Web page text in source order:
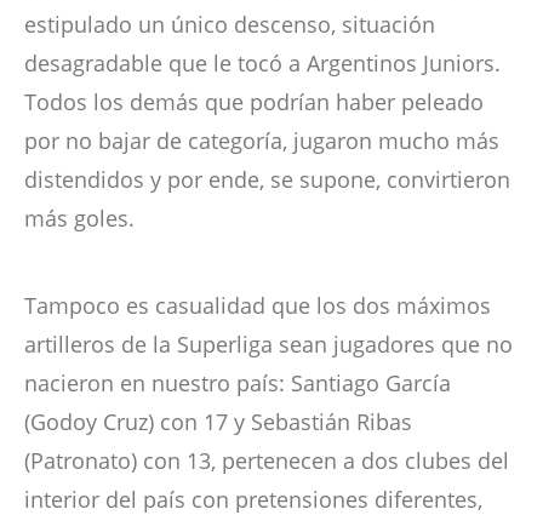
estipulado un único descenso, situación
desagradable que le tocó a Argentinos Juniors.
Todos los demás que podrían haber peleado
por no bajar de categoría, jugaron mucho más
distendidos y por ende, se supone, convirtieron
más goles.
Tampoco es casualidad que los dos máximos
artilleros de la Superliga sean jugadores que no
nacieron en nuestro país: Santiago García
(Godoy Cruz) con 17 y Sebastián Ribas
(Patronato) con 13, pertenecen a dos clubes del
interior del país con pretensiones diferentes,